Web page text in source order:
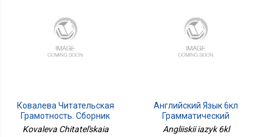
Ковалева Читательская
Грамотность. Сборник
Эталонных Заданий.
Kovaleva Chitatel'skaia
Английский Язык 6кл
Грамматический
Тренажер
Angliiskii iazyk 6kl